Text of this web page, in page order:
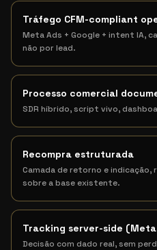
Tráfego CFM-compliant
Meta Ads + Google + intent IA,
não por lead.
Processo comercial
SDR híbrido, script vivo,
Recompra estruturada
Camada de retorno e
sobre a base existente.
Tracking server-side (Meta
Decisão com dado real, sem